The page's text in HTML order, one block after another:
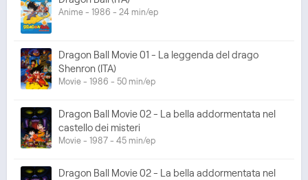
Anime - 1986 - 24 min/ep
Dragon Ball Movie 01 - La leggenda del drago
Shenron (ITA)
Movie - 1986 - 50 min/ep
Dragon Ball Movie 02 - La bella addormentata nel
castello dei misteri
Movie - 1987 - 45 min/ep
Dragon Ball Movie 02 - La bella addormentata nel